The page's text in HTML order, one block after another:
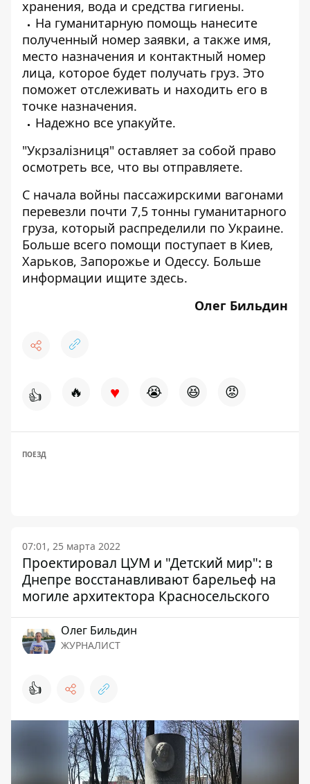
хранения, вода и средства гигиены.
На гуманитарную помощь нанесите
полученный номер заявки, а также имя,
место назначения и контактный номер
лица, которое будет получать груз. Это
поможет отслеживать и находить его в
точке назначения.
Надежно все упакуйте.
"Укрзалізниця" оставляет за собой право
осмотреть все, что вы отправляете.
С начала войны пассажирскими вагонами
перевезли почти 7,5 тонны гуманитарного
груза, который распределили по Украине.
Больше всего помощи поступает в Киев,
Харьков, Запорожье и Одессу. Больше
информации ищите здесь.
Олег Бильдин
👍 🔥 ♥ 😭 😆 😡
ПОЕЗД
07:01, 25 марта 2022
Проектировал ЦУМ и "Детский мир": в
Днепре восстанавливают барельеф на
могиле архитектора Красносельского
Олег Бильдин
ЖУРНАЛИСТ
👍